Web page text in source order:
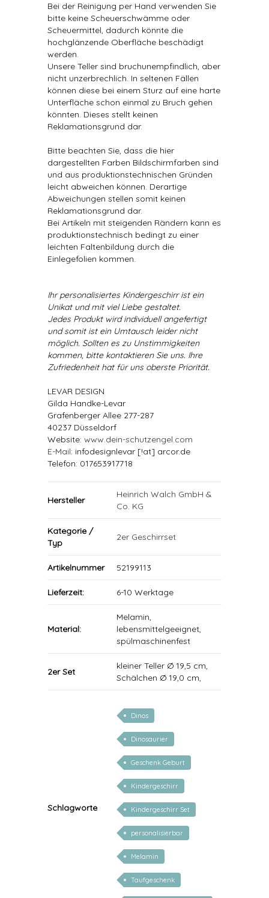
Bei der Reinigung per Hand verwenden Sie
bitte keine Scheuerschwämme oder
Scheuermittel, dadurch könnte die
hochglänzende Oberfläche beschädigt
werden.
Unsere Teller sind bruchunempfindlich, aber
nicht unzerbrechlich. In seltenen Fällen
können diese bei einem Sturz auf eine harte
Unterfläche schon einmal zu Bruch gehen
könnten. Dieses stellt keinen
Reklamationsgrund dar.
Bitte beachten Sie, dass die hier
dargestellten Farben Bildschirmfarben sind
und aus produktionstechnischen Gründen
leicht abweichen können. Derartige
Abweichungen stellen somit keinen
Reklamationsgrund dar.
Bei Artikeln mit steigenden Rändern kann es
produktionstechnisch bedingt zu einer
leichten Faltenbildung durch die
Einlegefolien kommen.
Ihr personalisiertes Kindergeschirr ist ein
Unikat und mit viel Liebe gestaltet.
Jedes Produkt wird individuell angefertigt
und somit ist ein Umtausch leider nicht
möglich. Sollten es zu Unstimmigkeiten
kommen, bitte kontaktieren Sie uns. Ihre
Zufriedenheit hat für uns oberste Priorität.
LEVAR DESIGN
Gilda Handke-Levar
Grafenberger Allee 277-287
40237 Düsseldorf
Website: www.dein-schutzengel.com
E-Mail: infodesignlevar [!at] arcor.de
Telefon: 017653917718
Hersteller
Heinrich Walch GmbH &
Co. KG
Kategorie /
Typ
2er Geschirrset
Artikelnummer 52199113
Lieferzeit: 6-10 Werktage
Material:
Melamin,
lebensmittelgeeignet,
spülmaschinenfest
2er Set
kleiner Teller Ø 19,5 cm,
Schälchen Ø 19,0 cm,
Schlagworte
Dinos
Dinosaurier
Geschenk Geburt
Kindergeschirr
Kindergeschirr Set
personalisierbar
Melamin
Taufgeschenk